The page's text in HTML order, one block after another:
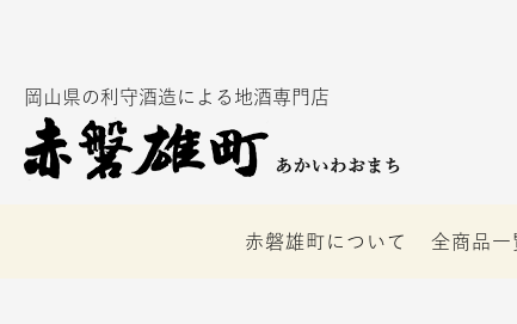
岡山県の利守酒造による地酒専門店
赤磐雄町について 全商品一